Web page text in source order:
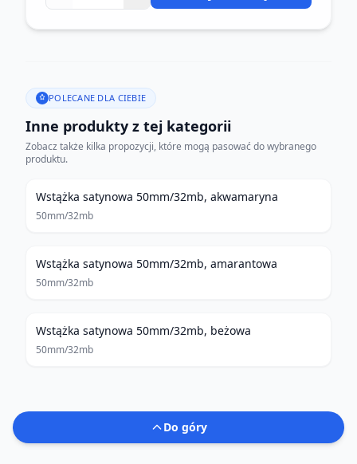
POLECANE DLA CIEBIE
Inne produkty z tej kategorii
Zobacz także kilka propozycji, które mogą pasować do wybranego
produktu.
Wstążka satynowa 50mm/32mb, akwamaryna
50mm/32mb
Wstążka satynowa 50mm/32mb, amarantowa
50mm/32mb
Wstążka satynowa 50mm/32mb, beżowa
50mm/32mb
Do góry